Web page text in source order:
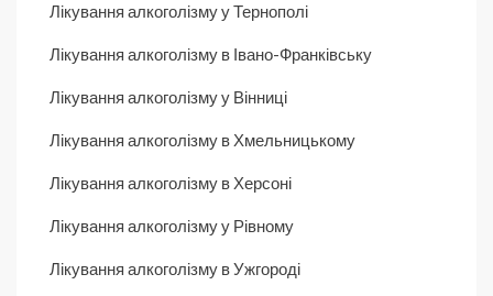
Лікування алкоголізму у Тернополі
Лікування алкоголізму в Івано-Франківську
Лікування алкоголізму у Вінниці
Лікування алкоголізму в Хмельницькому
Лікування алкоголізму в Херсоні
Лікування алкоголізму у Рівному
Лікування алкоголізму в Ужгороді